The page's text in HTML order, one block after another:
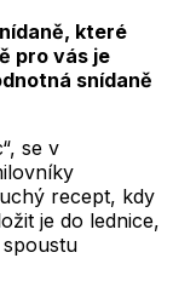
které
pro vás je
snídaně
se v
recept, kdy
je do lednice,